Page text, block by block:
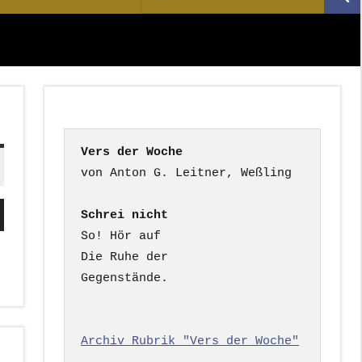
nach:
Vers der Woche
Schrei nicht
So! Hör auf
Die Ruhe der
Gegenstände.
Archiv Rubrik "Vers der Woche"